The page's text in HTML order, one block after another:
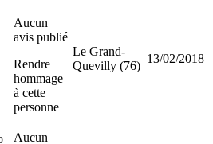
Aucun
avis publié
Rendre
hommage
à cette
personne
Le Grand-
Quevilly (76)
13/02/2018
Aucun